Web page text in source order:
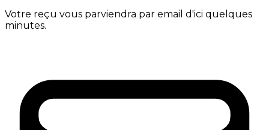
Votre reçu vous parviendra par email d'ici quelques
minutes.